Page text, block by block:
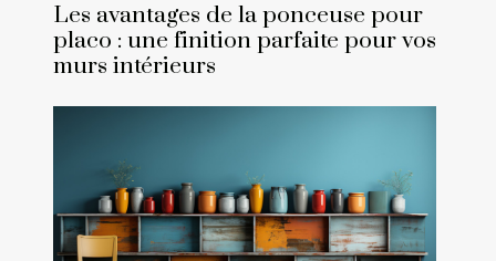
Les avantages de la ponceuse pour
placo : une finition parfaite pour vos
murs intérieurs